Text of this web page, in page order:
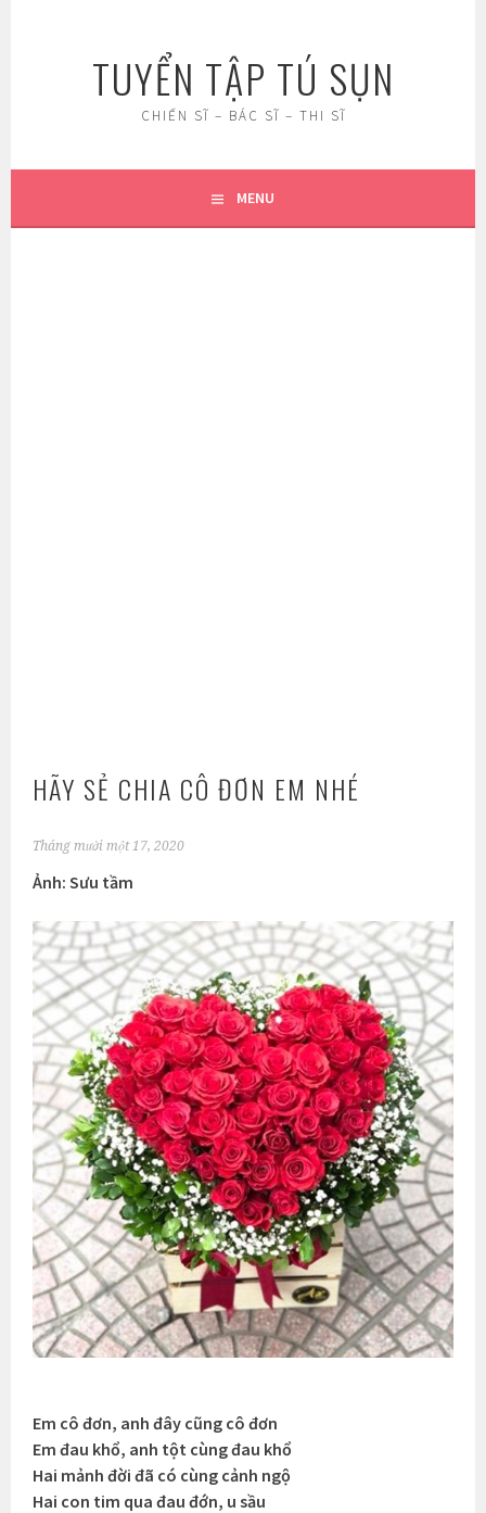
TUYỂN TẬP TÚ SỤN
CHIẾN SĨ – BÁC SĨ – THI SĨ
MENU
HÃY SẺ CHIA CÔ ĐƠN EM NHÉ
Tháng mười một 17, 2020
Ảnh: Sưu tầm
Em cô đơn, anh đây cũng cô đơn
Em đau khổ, anh tột cùng đau khổ
Hai mảnh đời đã có cùng cảnh ngộ
Hai con tim qua đau đớn, u sầu